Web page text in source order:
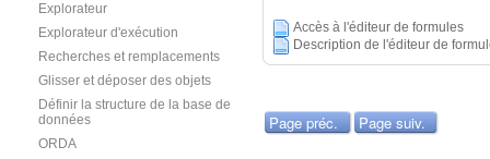
Explorateur
Explorateur d'exécution
Recherches et remplacements
Glisser et déposer des objets
Définir la structure de la base de
données
ORDA
Accès à l'éditeur de formules
Description de l'éditeur de
Page préc. Page suiv.